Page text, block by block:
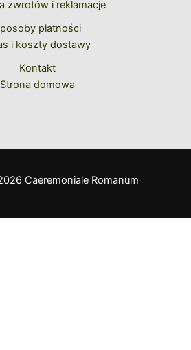
zwrotów i reklamacje
płatności
i koszty dostawy
Kontakt
Strona domowa
Caeremoniale Romanum